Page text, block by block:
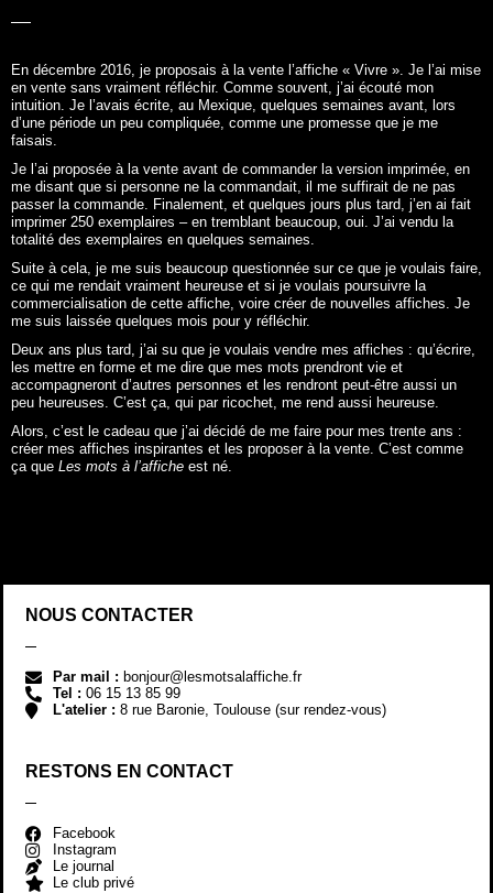
En décembre 2016, je proposais à la vente l’affiche « Vivre ». Je l’ai mise
en vente sans vraiment réfléchir. Comme souvent, j’ai écouté mon
intuition. Je l’avais écrite, au Mexique, quelques semaines avant, lors
d’une période un peu compliquée, comme une promesse que je me
faisais.
Je l’ai proposée à la vente avant de commander la version imprimée, en
me disant que si personne ne la commandait, il me suffirait de ne pas
passer la commande. Finalement, et quelques jours plus tard, j’en ai fait
imprimer 250 exemplaires – en tremblant beaucoup, oui. J’ai vendu la
totalité des exemplaires en quelques semaines.
Suite à cela, je me suis beaucoup questionnée sur ce que je voulais faire,
ce qui me rendait vraiment heureuse et si je voulais poursuivre la
commercialisation de cette affiche, voire créer de nouvelles affiches. Je
me suis laissée quelques mois pour y réfléchir.
Deux ans plus tard, j’ai su que je voulais vendre mes affiches : qu’écrire,
les mettre en forme et me dire que mes mots prendront vie et
accompagneront d’autres personnes et les rendront peut-être aussi un
peu heureuses. C’est ça, qui par ricochet, me rend aussi heureuse.
Alors, c’est le cadeau que j’ai décidé de me faire pour mes trente ans :
créer mes affiches inspirantes et les proposer à la vente. C’est comme
ça que Les mots à l’affiche est né.
NOUS CONTACTER
Par mail : bonjour@lesmotsalaffiche.fr
Tel : 06 15 13 85 99
L'atelier : 8 rue Baronie, Toulouse (sur rendez-vous)
RESTONS EN CONTACT
Facebook
Instagram
Le journal
Le club privé